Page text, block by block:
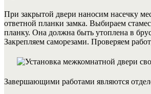
При закрытой двери наносим насечку
ответной планки замка. Выбираем
планку. Она должна быть утоплена в
Закрепляем саморезами. Проверяем
Завершающими работами являются